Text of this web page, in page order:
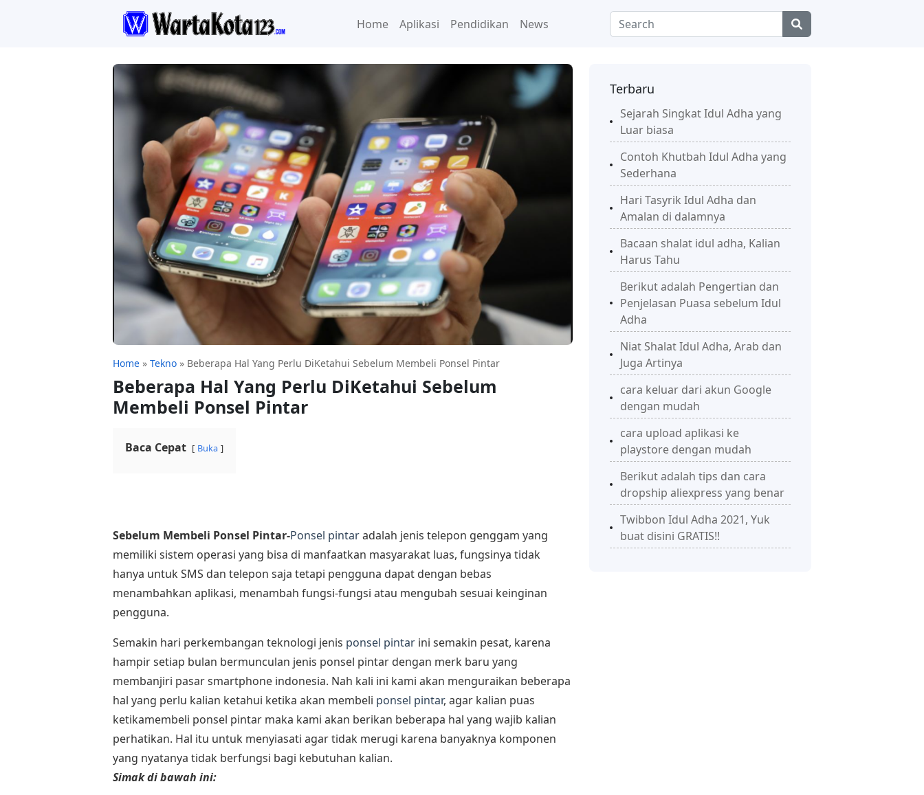
Home Aplikasi Pendidikan News
Home » Tekno » Beberapa Hal Yang Perlu DiKetahui Sebelum Membeli Ponsel Pintar
Beberapa Hal Yang Perlu DiKetahui Sebelum
Membeli Ponsel Pintar
Baca Cepat Buka
Sebelum Membeli Ponsel Pintar-Ponsel pintaradalah jenis telepon genggam yang
memiliki sistem operasi yang bisa di manfaatkan masyarakat luas, fungsinya tidak
hanya untuk SMS dan telepon saja tetapi pengguna dapat dengan bebas
menambahkan aplikasi, menambah fungsi-fungsi atau mengubah sesuai keinginan
pengguna.
Semakin hari perkembangan teknologi jenis ponsel pintar ini semakin pesat, karena
hampir setiap bulan bermunculan jenis ponsel pintar dengan merk baru yang
membanjiri pasar smartphone indonesia. Nah kali ini kami akan menguraikan beberapa
hal yang perlu kalian ketahui ketika akan membeli ponsel pintar, agar kalian puas
ketikamembeli ponsel pintar maka kami akan berikan beberapa hal yang wajib kalian
perhatikan. Hal itu untuk menyiasati agar tidak merugi karena banyaknya komponen
yang nyatanya tidak berfungsi bagi kebutuhan kalian.
Simak di bawah ini:
Terbaru
Sejarah Singkat Idul Adha yang
Luar biasa
Contoh Khutbah Idul Adha yang
Sederhana
Hari Tasyrik Idul Adha dan
Amalan di dalamnya
Bacaan shalat idul adha, Kalian
Harus Tahu
Berikut adalah Pengertian dan
Penjelasan Puasa sebelum Idul
Adha
Niat Shalat Idul Adha, Arab dan
Juga Artinya
cara keluar dari akun Google
dengan mudah
cara upload aplikasi ke
playstore dengan mudah
Berikut adalah tips dan cara
dropship aliexpress yang benar
Twibbon Idul Adha 2021, Yuk
buat disini GRATIS!!